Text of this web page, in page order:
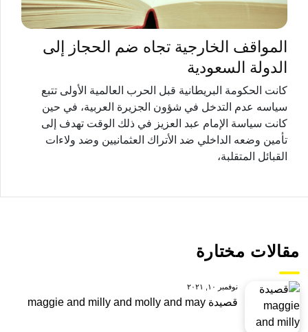
المواقف الخارجية تجاه ضم الحجاز إلى
الدولة السعودية
كانت الحكومة البريطانية قبل الحرب العالمية الأولى تتبع
سياسه عدم التدخل في شؤون الجزيرة العربية، في حين
كانت سياسة الإمام عبد العزيز في ذلك الوقت تهدف إلى
تأمين وضعه الداخلي ضد الأتراك العثمانيين وضد ولاءات
القبائل المتقلبة،
مقالات مختارة
نوفمبر ١٠, ٢٠٢١
قصيدة maggie and milly and molly and may